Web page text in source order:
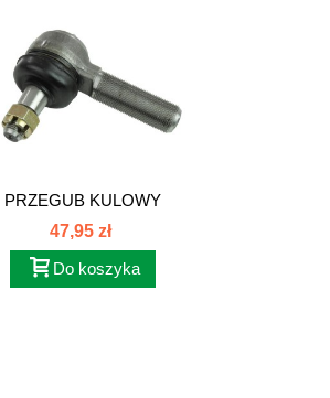
PRZEGUB KULOWY
MASSEY FERGUSON...
47,95 zł
Do koszyka